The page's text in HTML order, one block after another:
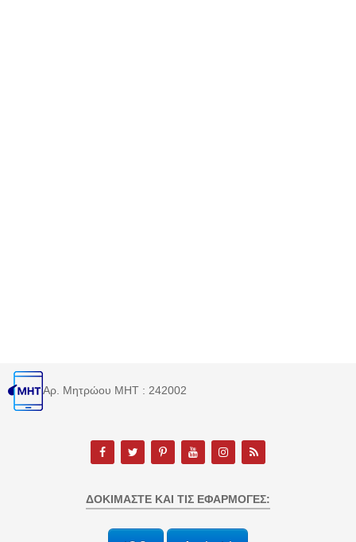
Αρ. Μητρώου MHT : 242002
ΔΟΚΙΜΆΣΤΕ ΚΑΙ ΤΙΣ ΕΦΑΡΜΟΓΈΣ: